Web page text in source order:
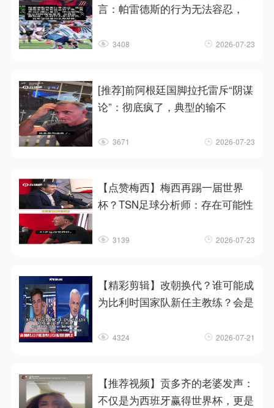
言：帕雷德斯的行为无法容忍，
3408 2026-07-23
[推荐]前阿根廷国脚拉托雷斥“阴谋
论”：彻底疯了，典型的输不
3671 2026-07-23
【点赞梅西】梅西再踢一届世界
杯？TSN足球分析师：存在可能性
3139 2026-07-23
【精彩剪辑】改朝换代？谁可能成
为比利时国家队新任主教练？会是
4324 2026-07-21
【推荐视频】贡多齐的老婆发声：
不仅是为西班牙赢得世界杯，更是